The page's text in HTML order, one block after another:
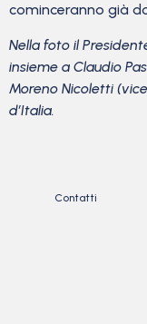
cominceranno già
Nella foto il
insieme a Claudio
Moreno Nicoletti
d’Italia.
Contatti